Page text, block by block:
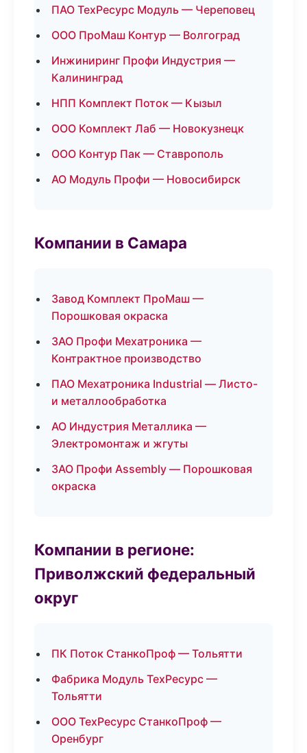
ПАО ТехРесурс Модуль — Череповец
ООО ПроМаш Контур — Волгоград
Инжиниринг Профи Индустрия —
Калининград
НПП Комплект Поток — Кызыл
ООО Комплект Лаб — Новокузнецк
ООО Контур Пак — Ставрополь
АО Модуль Профи — Новосибирск
Компании в Самара
Завод Комплект ПроМаш —
Порошковая окраска
ЗАО Профи Мехатроника —
Контрактное производство
ПАО Мехатроника Industrial — Листо-
и металлообработка
АО Индустрия Металлика —
Электромонтаж и жгуты
ЗАО Профи Assembly — Порошковая
окраска
Компании в регионе:
Приволжский федеральный
округ
ПК Поток СтанкоПроф — Тольятти
Фабрика Модуль ТехРесурс —
Тольятти
ООО ТехРесурс СтанкоПроф —
Оренбург